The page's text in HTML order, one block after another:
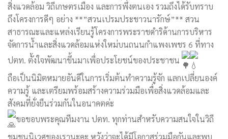
สิ่งแวดล้อม วิถีเกษตรเมือง และการพึ่งตนเอง รวมถึงได้รับทราบ
ถึงโครงการดีๆ อย่าง **”สวนเปรมประชาวนารักษ์”** สวน
สาธารณะและแหล่งเรียนรู้โครงการพระราชดำริด้านการบริหาร
จัดการน้ำและสิ่งแวดล้อมแห่งใหม่บนถนนกำแพงเพชร 6 ที่ทาง
ปตท. ตั้งใจพัฒนาขึ้นมาเพื่อประโยชน์ของประชาชน
ถือเป็นนิมิตหมายอันดีในการเริ่มต้นทำความรู้จัก แลกเปลี่ยนองค์
ความรู้ และเตรียมพร้อมสร้างความร่วมมือเพื่อสิ่งแวดล้อมและ
สังคมที่ยั่งยืนร่วมกันในอนาคตค่ะ
ขอขอบพระคุณทีมงาน ปตท. ทุกท่านสำหรับความสนใจในวิถี
ชุมชนนิเวศของเรานะคะ หวังว่าจะได้มีโอกาสร่วมมือกันและพบ